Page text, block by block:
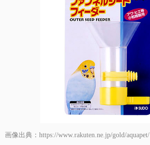
画像出典：https://www.rakuten.ne.jp/gold/aquapet/